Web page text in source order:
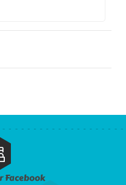
Facebook